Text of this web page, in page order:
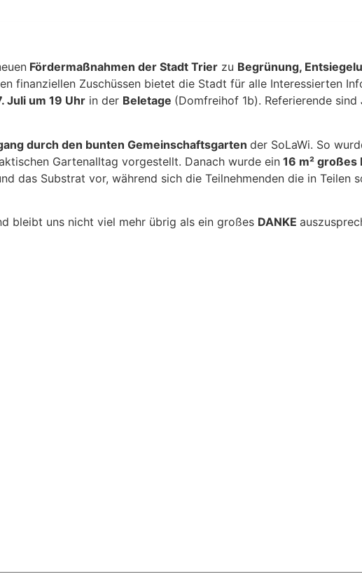
Fördermaßnahmen der Stadt Trier zu Begrünung,
finanziellen Zuschüssen bietet die Stadt für alle Interessierten
Juli um 19 Uhr in der Beletage (Domfreihof 1b). Referierende sind
durch den bunten Gemeinschaftsgarten der SoLaWi. So
Gartenalltag vorgestellt. Danach wurde ein 16 m² großes
das Substrat vor, während sich die Teilnehmenden die in Teilen
bleibt uns nicht viel mehr übrig als ein großes DANKE